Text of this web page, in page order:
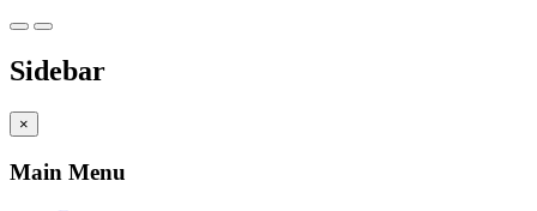
Sidebar
×
Main Menu